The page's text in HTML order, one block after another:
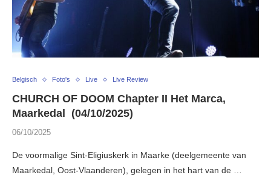
Belgisch Foto's Live Live Review
CHURCH OF DOOM Chapter II Het Marca,
Maarkedal (04/10/2025)
06/10/2025
De voormalige Sint-Eligiuskerk in Maarke (deelgemeente van
Maarkedal, Oost-Vlaanderen), gelegen in het hart van de …